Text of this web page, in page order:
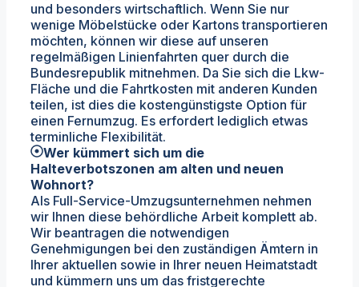
und besonders wirtschaftlich. Wenn Sie nur
wenige Möbelstücke oder Kartons transportieren
möchten, können wir diese auf unseren
regelmäßigen Linienfahrten quer durch die
Bundesrepublik mitnehmen. Da Sie sich die Lkw-
Fläche und die Fahrtkosten mit anderen Kunden
teilen, ist dies die kostengünstigste Option für
einen Fernumzug. Es erfordert lediglich etwas
terminliche Flexibilität.
Wer kümmert sich um die
Halteverbotszonen am alten und neuen
Wohnort?
Als Full-Service-Umzugsunternehmen nehmen
wir Ihnen diese behördliche Arbeit komplett ab.
Wir beantragen die notwendigen
Genehmigungen bei den zuständigen Ämtern in
Ihrer aktuellen sowie in Ihrer neuen Heimatstadt
und kümmern uns um das fristgerechte